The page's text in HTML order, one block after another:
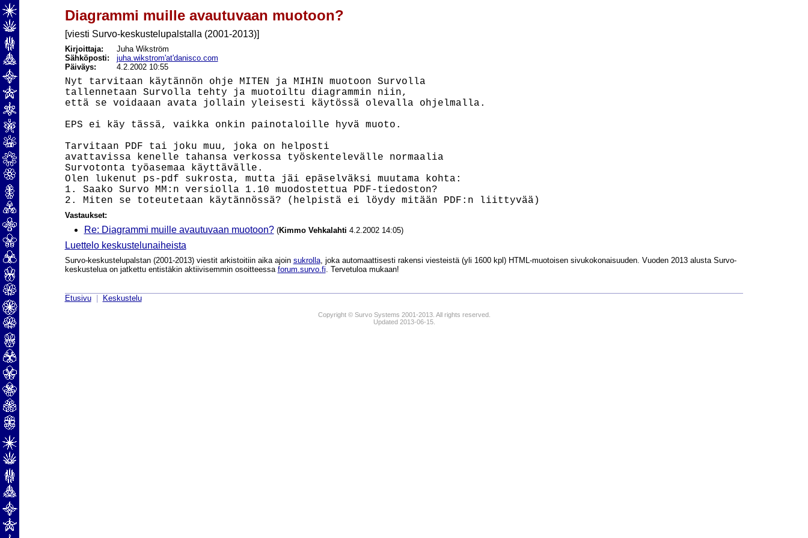
Diagrammi muille avautuvaan muotoon?
[viesti Survo-keskustelupalstalla (2001-2013)]
Kirjoittaja:
Juha Wikström
Sähköposti: juha.wikstrom'at'danisco.com
Päiväys:
4.2.2002 10:55
Nyt tarvitaan käytännön ohje MITEN ja MIHIN muotoon Survolla
tallennetaan Survolla tehty ja muotoiltu diagrammin niin,
että se voidaaan avata jollain yleisesti käytössä olevalla ohjelmalla.
EPS ei käy tässä, vaikka onkin painotaloille hyvä muoto.
Tarvitaan PDF tai joku muu, joka on helposti
avattavissa kenelle tahansa verkossa työskentelevälle normaalia
Survotonta työasemaa käyttävälle.
Olen lukenut ps-pdf sukrosta, mutta jäi epäselväksi muutama kohta:
1. Saako Survo MM:n versiolla 1.10 muodostettua PDF-tiedoston?
Vastaukset:
Re: Diagrammi muille avautuvaan muotoon? (Kimmo Vehkalahti 4.2.2002 14:05)
Luettelo keskustelunaiheista
Survo-keskustelupalstan (2001-2013) viestit arkistoitiin aika ajoin sukrolla, joka automaattisesti rakensi viesteistä (yli 1600 kpl) HTML-muotoisen sivukokonaisuuden. Vuoden 2013 alusta Survo-
keskustelua on jatkettu entistäkin aktiivisemmin osoitteessa forum.survo.fi. Tervetuloa mukaan!
Etusivu| Keskustelu
Copyright © Survo Systems 2001-2013. All rights reserved.
Updated 2013-06-15.